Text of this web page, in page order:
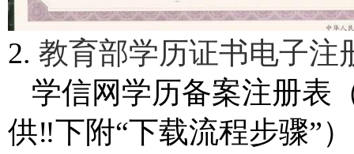
2. 教育部学历证书电子注
学信网学历备案注册表
供‼下附“下载流程步骤”）